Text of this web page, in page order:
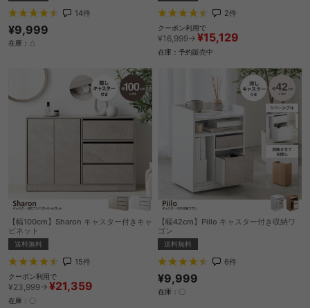
14件
¥9,999
在庫：△
2件
クーポン利用で
¥16,999→ ¥15,129
在庫：予約販売中
【幅100cm】Sharon キャスター付きキャ
ビネット
送料無料
15件
クーポン利用で
¥23,999→ ¥21,359
在庫：〇
【幅42cm】Piilo キャスター付き収納ワ
ゴン
送料無料
6件
¥9,999
在庫：〇